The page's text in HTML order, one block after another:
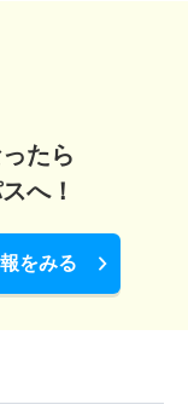
たら
へ！
をみる